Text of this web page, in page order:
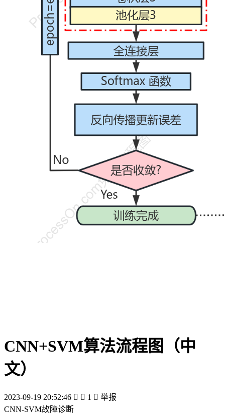
CNN+SVM算法流程图（中
文）
2023-09-19 20:52:46   1  举报
CNN-SVM故障诊断